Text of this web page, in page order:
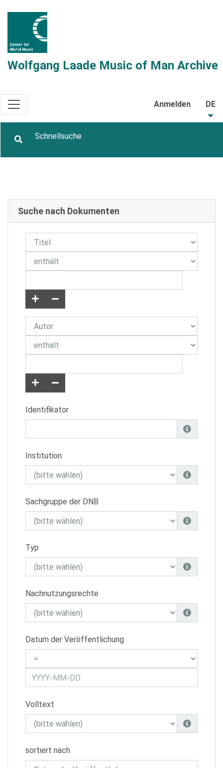
Wolfgang Laade Music of Man Archive
Anmelden DE
Suche nach Dokumenten
Identifikator
Institution
Sachgruppe der DNB
Typ
Nachnutzungsrechte
Datum der Veröffentlichung
Volltext
sortiert nach